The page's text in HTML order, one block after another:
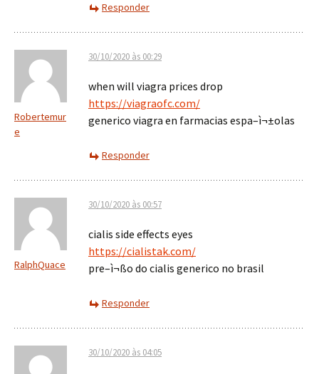
Responder
Robertemur
e
30/10/2020 às 00:29
when will viagra prices drop
https://viagraofc.com/
generico viagra en farmacias espa–ì¬±olas
Responder
RalphQuace
30/10/2020 às 00:57
cialis side effects eyes
https://cialistak.com/
pre–ì¬ßo do cialis generico no brasil
Responder
30/10/2020 às 04:05